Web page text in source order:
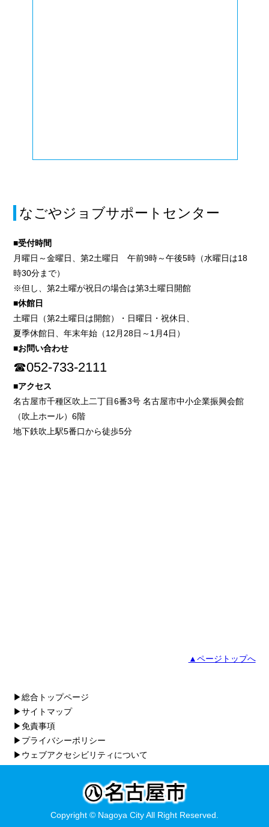
なごやジョブサポートセンター
■受付時間
月曜日～金曜日、第2土曜日 午前9時～午後5時（水曜日は18
時30分まで）
※但し、第2土曜が祝日の場合は第3土曜日開館
■休館日
土曜日（第2土曜日は開館）・日曜日・祝休日、
夏季休館日、年末年始（12月28日～1月4日）
■お問い合わせ
☎052-733-2111
■アクセス
名古屋市千種区吹上二丁目6番3号 名古屋市中小企業振興会館
（吹上ホール）6階
地下鉄吹上駅5番口から徒歩5分
▲ページトップへ
▶総合トップページ
▶サイトマップ
▶免責事項
▶プライバシーポリシー
▶ウェブアクセシビリティについて
Copyright © Nagoya City All Right Reserved.